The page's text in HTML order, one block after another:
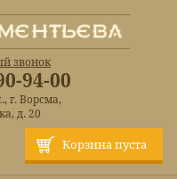
Корзина пуста
звонок
94-00
г. Ворсма,
д. 20